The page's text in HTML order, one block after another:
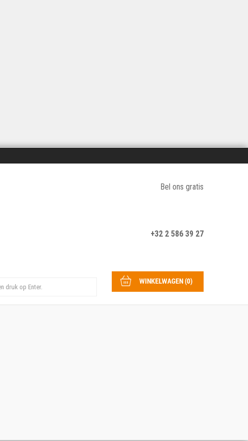
Bel ons gratis
+32 2 586 39 27
WINKELWAGEN(0)